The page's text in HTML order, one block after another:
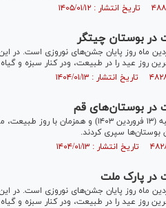
در بوستان چیتگر
ماه روز پایان جشن‌های نوروزی است. در
روز عید را در طبیعت، ودر کنار سبزه و
در بوستان‌های قم
امروز چهارشنبه (۱۳ فروردین
بوستان‌ها سپری کردند.
در پارک ملت
ماه روز پایان جشن‌های نوروزی است. در
روز عید را در طبیعت، ودر کنار سبزه و